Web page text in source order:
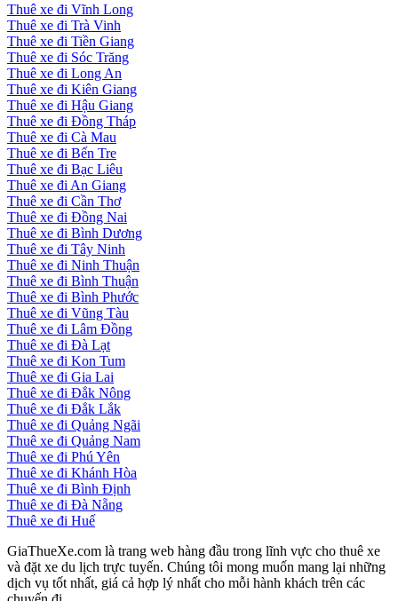
Thuê xe đi Vĩnh Long
Thuê xe đi Trà Vinh
Thuê xe đi Tiền Giang
Thuê xe đi Sóc Trăng
Thuê xe đi Long An
Thuê xe đi Kiên Giang
Thuê xe đi Hậu Giang
Thuê xe đi Đồng Tháp
Thuê xe đi Cà Mau
Thuê xe đi Bến Tre
Thuê xe đi Bạc Liêu
Thuê xe đi An Giang
Thuê xe đi Cần Thơ
Thuê xe đi Đồng Nai
Thuê xe đi Bình Dương
Thuê xe đi Tây Ninh
Thuê xe đi Ninh Thuận
Thuê xe đi Bình Thuận
Thuê xe đi Bình Phước
Thuê xe đi Vũng Tàu
Thuê xe đi Lâm Đồng
Thuê xe đi Đà Lạt
Thuê xe đi Kon Tum
Thuê xe đi Gia Lai
Thuê xe đi Đắk Nông
Thuê xe đi Đắk Lắk
Thuê xe đi Quảng Ngãi
Thuê xe đi Quảng Nam
Thuê xe đi Phú Yên
Thuê xe đi Khánh Hòa
Thuê xe đi Bình Định
Thuê xe đi Đà Nẵng
Thuê xe đi Huế
GiaThueXe.com là trang web hàng đầu trong lĩnh vực cho thuê xe
và đặt xe du lịch trực tuyến. Chúng tôi mong muốn mang lại những
dịch vụ tốt nhất, giá cả hợp lý nhất cho mỗi hành khách trên các